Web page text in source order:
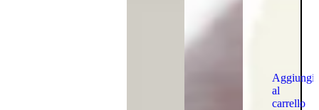
Aggiungi
al
carrello